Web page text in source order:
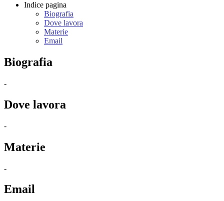
Indice pagina
Biografia
Dove lavora
Materie
Email
Biografia
-
Dove lavora
-
Materie
-
Email